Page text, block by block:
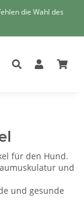
die Wahl des
für den Hund.
und
und gesunde